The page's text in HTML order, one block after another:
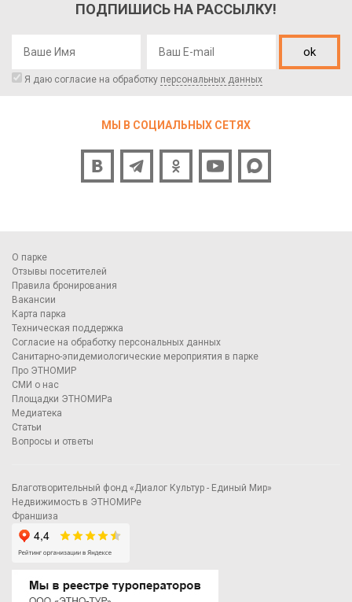
ПОДПИШИСЬ НА РАССЫЛКУ!
ok
Я даю согласие на обработку персональных данных
МЫ В СОЦИАЛЬНЫХ СЕТЯХ
О парке
Отзывы посетителей
Правила бронирования
Вакансии
Карта парка
Техническая поддержка
Согласие на обработку персональных данных
Санитарно-эпидемиологические мероприятия в парке
Про ЭТНОМИР
СМИ о нас
Площадки ЭТНОМИРа
Медиатека
Статьи
Вопросы и ответы
Благотворительный фонд «Диалог Культур - Единый Мир»
Недвижимость в ЭТНОМИРе
Франшиза